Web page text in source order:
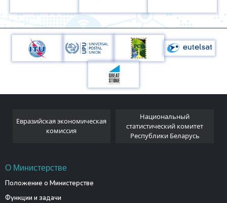
Евразийская экономическая
комиссия
Национальный
статистический комитет
Республики Беларусь
О Министерстве
Положение о Министерстве
Функции и задачи